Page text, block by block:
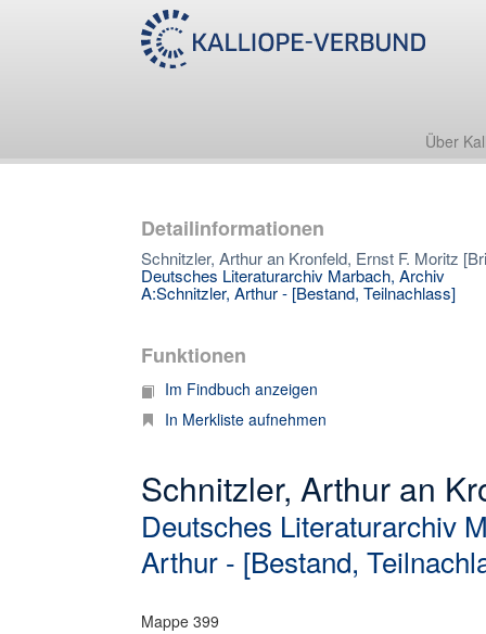
Über
Detailinformationen
Schnitzler, Arthur an Kronfeld, Ernst F. Moritz
Deutsches Literaturarchiv Marbach, Archiv
A:Schnitzler, Arthur - [Bestand, Teilnachlass]
Funktionen
Im Findbuch anzeigen
In Merkliste aufnehmen
Schnitzler, Arthur an
Deutsches Literaturarchiv
Arthur - [Bestand,
Mappe 399